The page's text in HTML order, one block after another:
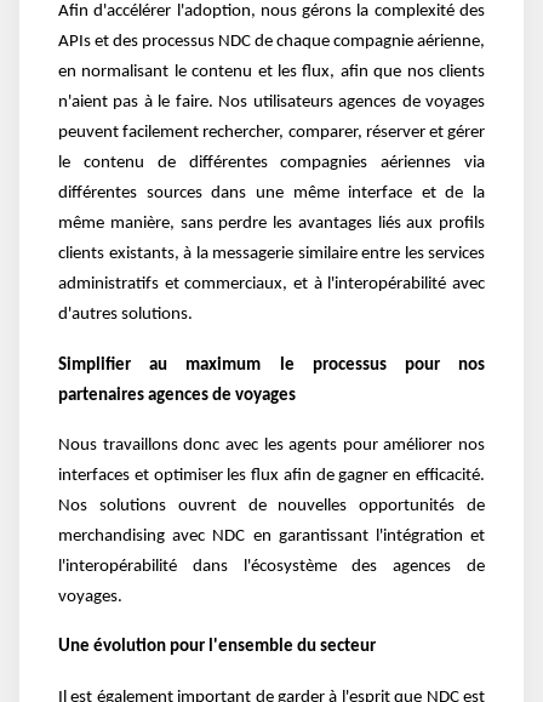
Afin d'accélérer l'adoption, nous gérons la complexité des
APIs et des processus NDC de chaque compagnie aérienne,
en normalisant le contenu et les flux, afin que nos clients
n'aient pas à le faire. Nos utilisateurs agences de voyages
peuvent facilement rechercher, comparer, réserver et gérer
le contenu de différentes compagnies aériennes via
différentes sources dans une même interface et de la
même manière, sans perdre les avantages liés aux profils
clients existants, à la messagerie similaire entre les services
administratifs et commerciaux, et à l'interopérabilité avec
d'autres solutions.
Simplifier au maximum le processus pour nos
partenaires agences de voyages
Nous travaillons donc avec les agents pour améliorer nos
interfaces et optimiser les flux afin de gagner en efficacité.
Nos solutions ouvrent de nouvelles opportunités de
merchandising avec NDC en garantissant l'intégration et
l'interopérabilité dans l'écosystème des agences de
voyages.
Une évolution pour l'ensemble du secteur
Il est également important de garder à l'esprit que NDC est